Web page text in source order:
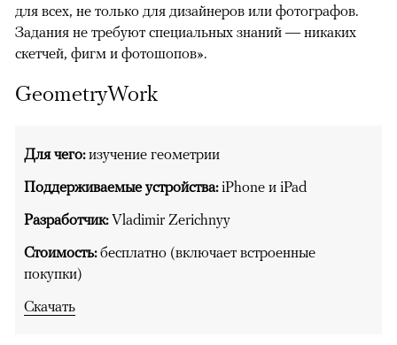
для всех, не только для дизайнеров или фотографов.
Задания не требуют специальных знаний — никаких
скетчей, фигм и фотошопов».
GeometryWork
Для чего:изучение геометрии
Поддерживаемые устройства:iPhone и iPad
Разработчик:Vladimir Zerichnyy
Стоимость:бесплатно (включает встроенные
покупки)
Скачать